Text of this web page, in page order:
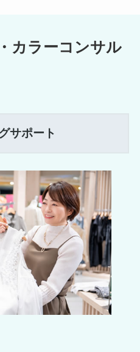
カラーコンサル
サポート